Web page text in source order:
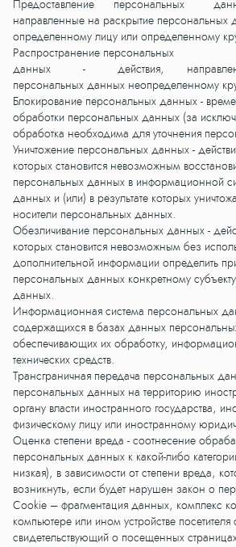
Предоставление
направленные на раскрытие персональных
определенному лицу или определенному
Распространение персональных
данных - действия,
персональных данных неопределенному
Блокирование персональных данных -
обработки персональных данных (за
обработка необходима для уточнения
Уничтожение персональных данных -
которых становится невозможным
персональных данных в информационной
данных и (или) в результате которых
носители персональных данных.
Обезличивание персональных данных -
которых становится невозможным без
дополнительной информации определить
персональных данных конкретному
данных.
Информационная система персональных
содержащихся в базах данных
обеспечивающих их обработку,
технических средств.
Трансграничная передача персональных
персональных данных на территорию
органу власти иностранного государства,
физическому лицу или иностранному
Оценка степени вреда - соотнесение
персональных данных к какой-либо
низкая), в зависимости от степени вреда,
возникнуть, если будет нарушен закон о
Сookie – фрагментация данных, комплекс
компьютере или ином устройстве
свидетельствующий о посещенных